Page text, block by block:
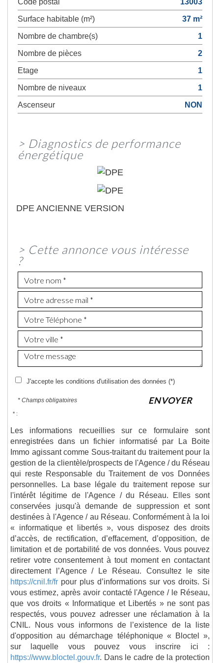
Surface habitable (m²)
37 m²
Nombre de chambre(s)
1
Nombre de pièces
2
Etage
1
Nombre de niveaux
1
Ascenseur
NON
> Diagnostics de performance
énergétique
DPE ANCIENNE VERSION
> Cette annonce vous intéresse
?
J'accepte les conditions d'utilisation des données (*)
* Champs obligatoires ENVOYER
* :
Les informations recueillies sur ce formulaire sont
enregistrées dans un fichier informatisé par La Boite
Immo agissant comme Sous-traitant du traitement pour la
gestion de la clientèle/prospects de l'Agence / du Réseau
qui reste Responsable du Traitement de vos Données
personnelles. La base légale du traitement repose sur
l'intérêt légitime de l'Agence / du Réseau. Elles sont
conservées jusqu'à demande de suppression et sont
destinées à l'Agence / au Réseau. Conformément à la loi
« informatique et libertés », vous disposez des droits
d’accès, de rectification, d’effacement, d’opposition, de
limitation et de portabilité de vos données. Vous pouvez
retirer votre consentement à tout moment en contactant
directement l’Agence / Le Réseau. Consultez le site
https://cnil.fr/fr pour plus d’informations sur vos droits. Si
vous estimez, après avoir contacté l'Agence / le Réseau,
que vos droits « Informatique et Libertés » ne sont pas
respectés, vous pouvez adresser une réclamation à la
CNIL. Nous vous informons de l’existence de la liste
d'opposition au démarchage téléphonique « Bloctel »,
sur laquelle vous pouvez vous inscrire ici :
https://www.bloctel.gouv.fr. Dans le cadre de la protection